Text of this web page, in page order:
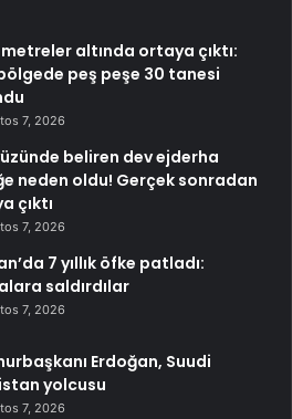
altında ortaya çıktı:
peş peşe 30 tanesi
7, 2026
beliren dev ejderha
neden oldu! Gerçek sonradan
çıktı
7, 2026
7 yıllık öfke patladı:
saldırdılar
7, 2026
Erdoğan, Suudi
yolcusu
7, 2026